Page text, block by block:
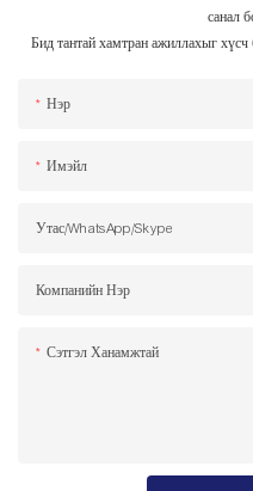
санал
Бид тантай хамтран ажиллахыг хүсч
Нэр
Имэйл
Утас/WhatsApp/Skype
Компанийн Нэр
Сэтгэл Ханамжтай